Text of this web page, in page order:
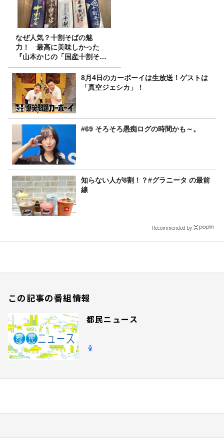
なぜ人気？十割そばの魅
力！ 最高に美味しかった
『山本かじの「国産十割そ
ば」』とは？【十割そば10種
食べ比べ】
8月4日のカーボーイは生放送！ゲストは
「真空ジェシカ」！
#69 そろそろ愚痴ログの時間かも～。
知らない人が8割！？#グラニータ の最前
線
Recommended by
この記事の番組情報
都民ニュース